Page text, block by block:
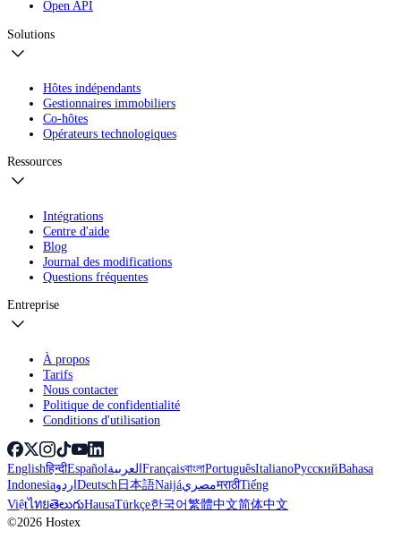
Open API
Solutions
Hôtes indépendants
Gestionnaires immobiliers
Co-hôtes
Opérateurs technologiques
Ressources
Intégrations
Centre d'aide
Blog
Journal des modifications
Questions fréquentes
Entreprise
À propos
Tarifs
Nous contacter
Politique de confidentialité
Conditions d'utilisation
Englishहिन्दीEspañolالعربيةFrançaisবাংলাPortuguêsItalianoРусскийBahasa
IndonesiaاردوDeutsch日本語NaijáمصريमराठीTiếng
ViệtไทยతెలుగుHausaTürkçe한국어繁體中文简体中文
©2026 Hostex